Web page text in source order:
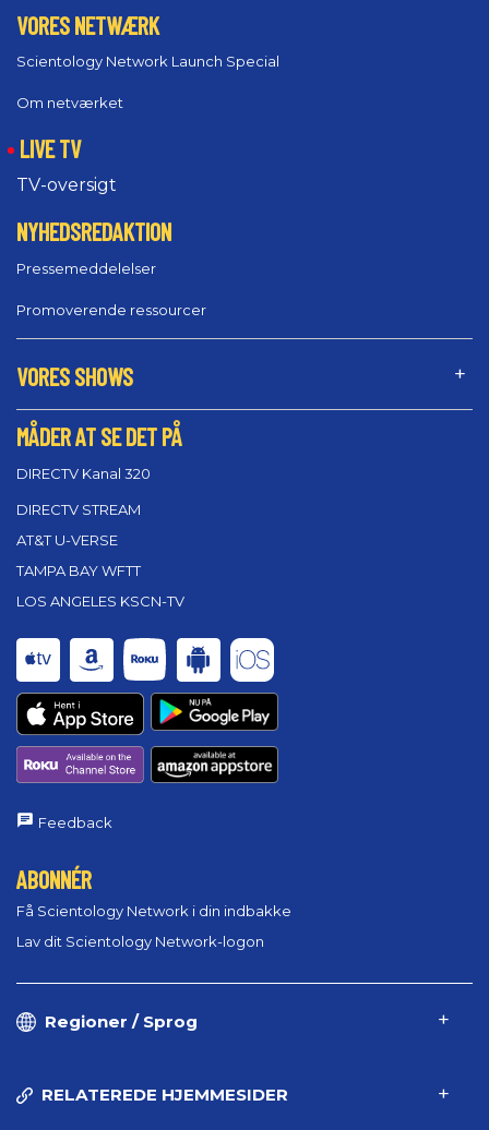
VORES NETWÆRK
Scientology Network Launch Special
Om netværket
LIVE TV
TV-oversigt
NYHEDSREDAKTION
Pressemeddelelser
Promoverende ressourcer
VORES SHOWS
MÅDER AT SE DET PÅ
DIRECTV Kanal 320
DIRECTV STREAM
AT&T U-VERSE
TAMPA BAY WFTT
LOS ANGELES KSCN-TV
Feedback
ABONNÉR
Få Scientology Network i din indbakke
Lav dit Scientology Network-logon
Regioner / Sprog
RELATEREDE HJEMMESIDER